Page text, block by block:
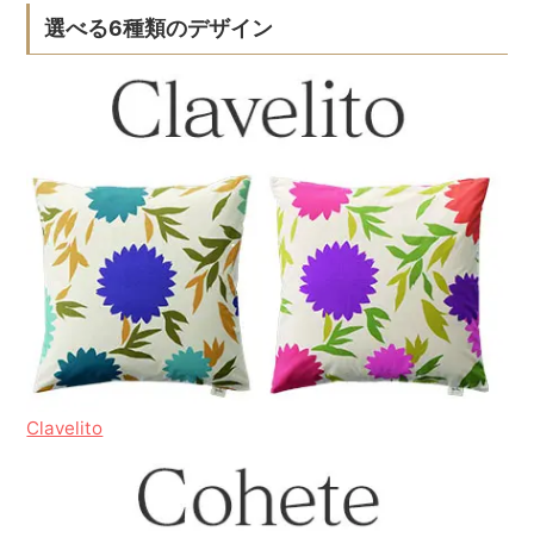
選べる6種類のデザイン
Clavelito